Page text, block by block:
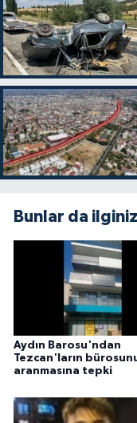
Bunlar da
Aydın Barosu'ndan
Tezcan'ların
aranmasına tepki